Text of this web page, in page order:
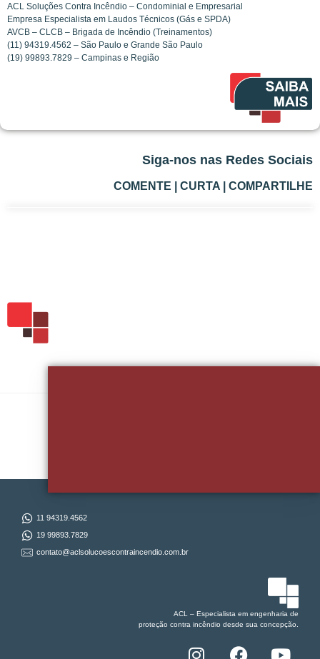
ACL Soluções Contra Incêndio – Condominial e Empresarial
Empresa Especialista em Laudos Técnicos (Gás e SPDA)
AVCB – CLCB – Brigada de Incêndio (Treinamentos)
(11) 94319.4562 – São Paulo e Grande São Paulo
(19) 99893.7829 – Campinas e Região
Siga-nos nas Redes Sociais
COMENTE | CURTA | COMPARTILHE
11 94319.4562
19 99893.7829
contato@aclsolucoescontraincendio.com.br
ACL – Especialista em engenharia de
proteção contra incêndio desde sua concepção.